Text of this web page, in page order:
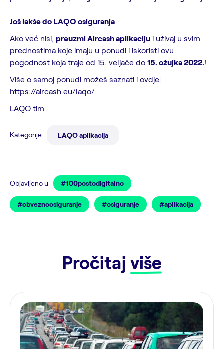
Još lakše do LAQO osiguranja
Ako već nisi, preuzmi Aircash aplikaciju i uživaj u svim
prednostima koje imaju u ponudi i iskoristi ovu
pogodnost koja traje od 15. veljače do 15. ožujka 2022. !
Više o samoj ponudi možeš saznati i ovdje:
https://aircash.eu/laqo/
LAQO tim
Kategorije LAQO aplikacija
Objavljeno u #100postodigitalno
#obveznoosiguranje #osiguranje #aplikacija
Pročitaj više